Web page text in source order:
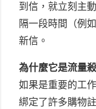
到信，就立刻主
隔一段時間（例
新信。
為什麼它是流量
如果是重要的工
綁定了許多購物